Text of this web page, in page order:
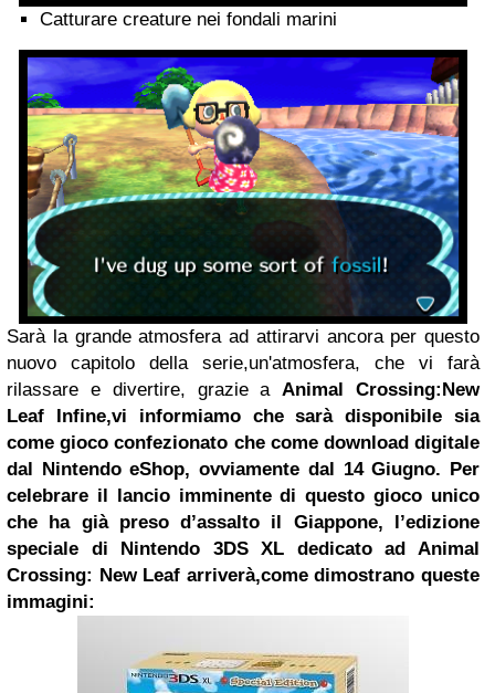
Catturare creature nei fondali marini
Sarà la grande atmosfera ad attirarvi ancora per questo
nuovo capitolo della serie,un'atmosfera, che vi farà
rilassare e divertire, grazie a Animal Crossing:New
Leaf
Infine,vi informiamo che sarà disponibile sia
come gioco confezionato che come download digitale
dal Nintendo eShop, ovviamente dal 14 Giugno. Per
celebrare il lancio imminente di questo gioco unico
che ha già preso d’assalto il Giappone, l’edizione
speciale di Nintendo 3DS XL dedicato ad Animal
Crossing: New Leaf arriverà,come dimostrano queste
immagini: